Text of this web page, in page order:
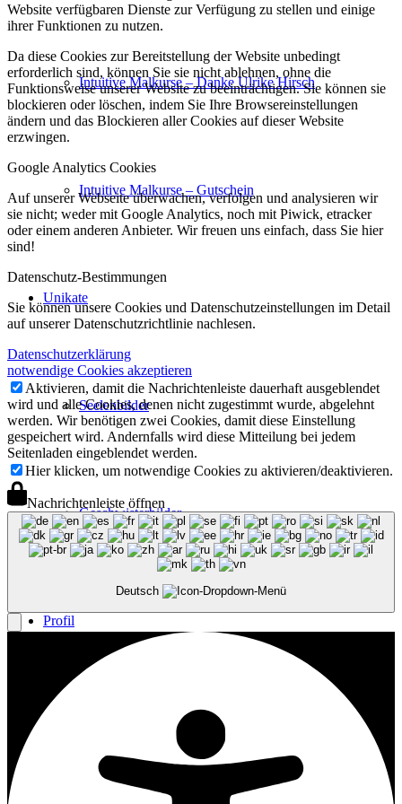
Intuitive Malkurse – Danke Ulrike Hirsch
Intuitive Malkurse – Gutschein
Unikate
Seelenbilder
Geschwisterbilder
Profil
Website verfügbaren Dienste zur Verfügung zu stellen und einige
ihrer Funktionen zu nutzen.
Da diese Cookies zur Bereitstellung der Website unbedingt
erforderlich sind, können Sie sie nicht ablehnen, ohne die
Funktionsweise unserer Website zu beeinträchtigen. Sie können sie
blockieren oder löschen, indem Sie Ihre Browsereinstellungen
ändern und das Blockieren aller Cookies auf dieser Website
erzwingen.
Google Analytics Cookies
Auf unserer Webseite überwachen, verfolgen und analysieren wir
sie nicht; weder mit Google Analytics, noch mit Piwick, etracker
oder einem anderen Anbieter. Wir freuen uns einfach, dass Sie hier
sind!
Datenschutz-Bestimmungen
Sie können unsere Cookies und Datenschutzeinstellungen im Detail
auf unserer Datenschutzrichtlinie nachlesen.
Datenschutzerklärung
notwendige Cookies akzeptieren
Aktivieren, damit die Nachrichtenleiste dauerhaft ausgeblendet
wird und alle Cookies, denen nicht zugestimmt wurde, abgelehnt
werden. Wir benötigen zwei Cookies, damit diese Einstellung
gespeichert wird. Andernfalls wird diese Mitteilung bei jedem
Seitenladen eingeblendet werden.
Hier klicken, um notwendige Cookies zu aktivieren/deaktivieren.
Nachrichtenleiste öffnen
Deutsch